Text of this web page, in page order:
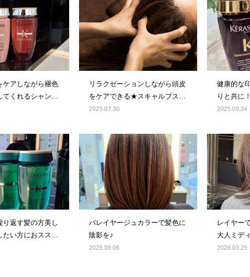
ケアしながら褪色
くれるシャンプ
リラクゼーションしながら頭皮
をケアできる★スキャルプスパ
★
2025.07.30
健康的な
りと共に
ヘアシャ
2025.09.24
り返す髪の方美し
たい方におススメ
◎
バレイヤージュカラーで髪色に
陰影を♪
2025.09.06
レイヤー
大人ミデ
2026.03.25